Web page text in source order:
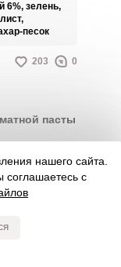
6%, зелень,
песок
203 0
пасты
суп в
не сразу
рецепту.
нашего сайта.
соглашаетесь с